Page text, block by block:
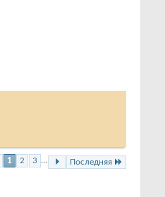
1 2 3 ... Последняя